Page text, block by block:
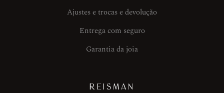
Ajustes e trocas e devolução
Entrega com seguro
Garantia da joia
REISMAN